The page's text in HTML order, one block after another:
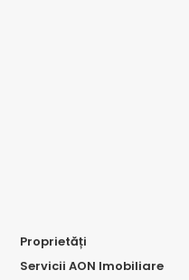
Proprietăți
Servicii AON Imobiliare